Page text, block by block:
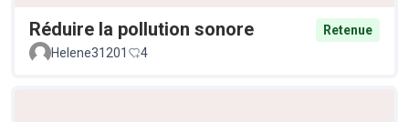
Réduire la pollution sonore
Retenue
Helene31201
4